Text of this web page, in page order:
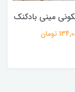
مینی بادکنک
تومان